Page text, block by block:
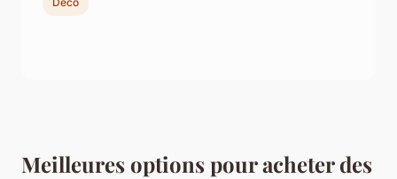
Meilleures options pour acheter des